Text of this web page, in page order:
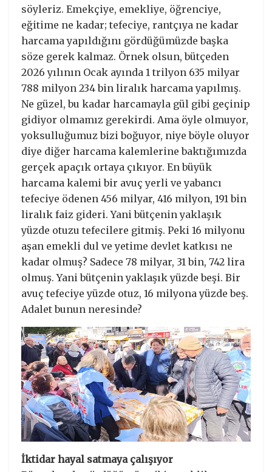
söyleriz. Emekçiye, emekliye, öğrenciye,
eğitime ne kadar; tefeciye, rantçıya ne kadar
harcama yapıldığını gördüğümüzde başka
söze gerek kalmaz. Örnek olsun, bütçeden
2026 yılının Ocak ayında 1 trilyon 635 milyar
788 milyon 234 bin liralık harcama yapılmış.
Ne güzel, bu kadar harcamayla gül gibi geçinip
gidiyor olmamız gerekirdi. Ama öyle olmuyor,
yoksulluğumuz bizi boğuyor, niye böyle oluyor
diye diğer harcama kalemlerine baktığımızda
gerçek apaçık ortaya çıkıyor. En büyük
harcama kalemi bir avuç yerli ve yabancı
tefeciye ödenen 456 milyar, 416 milyon, 191 bin
liralık faiz gideri. Yani bütçenin yaklaşık
yüzde otuzu tefecilere gitmiş. Peki 16 milyonu
aşan emekli dul ve yetime devlet katkısı ne
kadar olmuş? Sadece 78 milyar, 31 bin, 742 lira
olmuş. Yani bütçenin yaklaşık yüzde beşi. Bir
avuç tefeciye yüzde otuz, 16 milyona yüzde beş.
Adalet bunun neresinde?
İktidar hayal satmaya çalışıyor